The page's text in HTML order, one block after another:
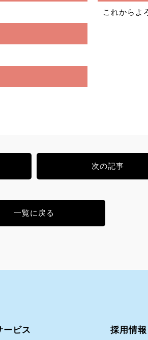
これからよ
次の記事
一覧に戻る
ービス
採用情報